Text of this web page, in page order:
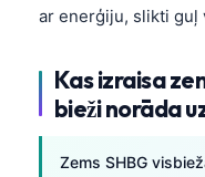
ar enerģiju, slikti guļ
Kas izraisa
bieži norāda
Zems SHBG